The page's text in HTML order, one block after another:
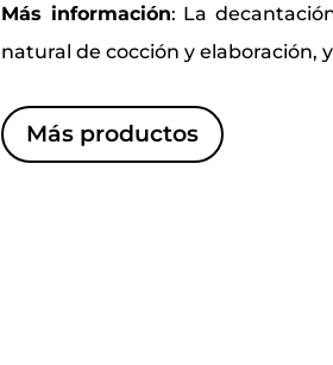
Más información: La
natural de cocción y elaboración,
Más productos